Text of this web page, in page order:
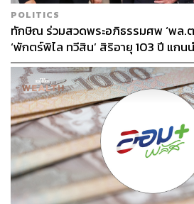
POLITICS
ทักษิณ ร่วมสวดพระอภิธรรมศพ ‘พล.
‘พักตร์พิไล ทวีสิน’ สิริอายุ 103 ปี แกน
หลากวงการร่วมอาลัย